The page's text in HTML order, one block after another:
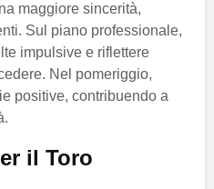
maggiore sincerità,
Sul piano professionale,
impulsive e riflettere
Nel pomeriggio,
positive, contribuendo a
il Toro